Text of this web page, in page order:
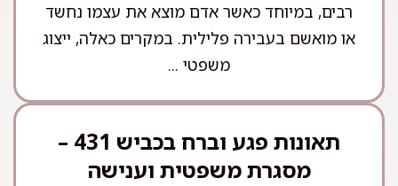
רבים, במיוחד כאשר אדם מוצא את עצמו נחשד
או מואשם בעבירה פלילית. במקרים כאלה, ייצוג
משפטי ...
תאונות פגע וברח בכביש 431 –
מסגרת משפטית וענישה